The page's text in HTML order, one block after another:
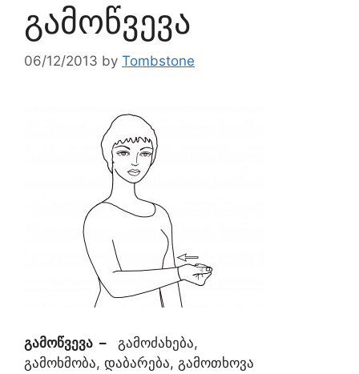
გამოწვევა
06/12/2013 by Tombstone
გამოწვევა –
გამოძახება,
გამოხმობა, დაბარება, გამოთხოვა